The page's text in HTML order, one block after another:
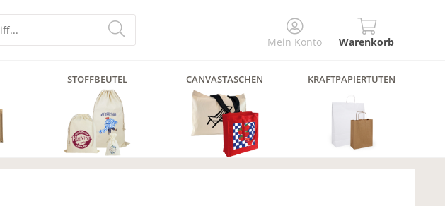
Mein Konto Warenkorb
STOFFBEUTEL CANVASTASCHEN KRAFTPAPIERTÜTEN